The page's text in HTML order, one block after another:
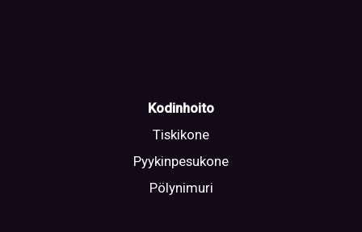
Kodinhoito
Tiskikone
Pyykinpesukone
Pölynimuri